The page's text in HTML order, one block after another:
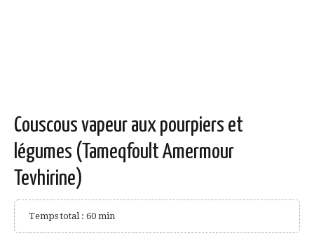
Couscous vapeur aux pourpiers et
légumes (Tameqfoult Amermour
Tevhirine)
Temps total : 60 min